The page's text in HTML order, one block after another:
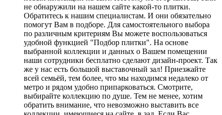
не обнаружили на нашем сайте какой-то плитки.
Обратитесь к нашим специалистам. И они обязательно
помогут Вам в подборе. Для самостоятельного выбора
по различным критериям Вы можете воспользоваться
удобной функцией "Подбор плитки". На основе
выбранной коллекции и данных о Вашем помещении
наши сотрудники бесплатно сделают дизайн-проект. Так
же у нас есть большой выставочный зал! Приезжайте
всей семьёй, тем более, что мы находимся недалеко от
метро и рядом удобно припарковаться. Смотрите,
выбирайте коллекцию по душе. Тем не менее, хотим
обратить внимание, что невозможно выставить все